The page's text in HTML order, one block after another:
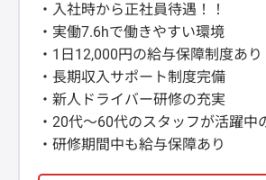
・入社時から正社員待遇！！
・実働7.6hで働きやすい環境
・1日12,000円の給与保障制度あり
・長期収入サポート制度完備
・新人ドライバー研修の充実
・20代～60代のスタッフが活躍中
・研修期間中も給与保障あり